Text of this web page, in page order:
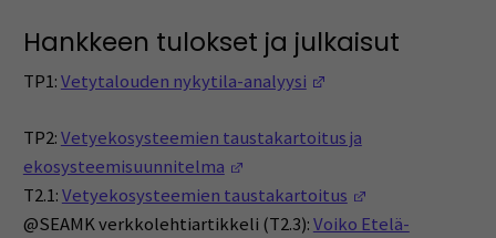
Hankkeen tulokset ja julkaisut
TP1:Vetytalouden nykytila-analyysi
TP2:Vetyekosysteemien taustakartoitus ja
ekosysteemisuunnitelma
T2.1:Vetyekosysteemien taustakartoitus
@SEAMK verkkolehtiartikkeli (T2.3):Voiko Etelä-